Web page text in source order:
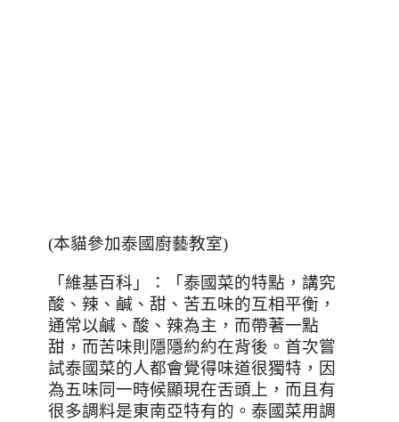
(本貓參加泰國廚藝教室)
「維基百科」：「泰國菜的特點，講究
酸、辣、鹹、甜、苦五味的互相平衡，
通常以鹹、酸、辣為主，而帶著一點
甜，而苦味則隱隱約約在背後。首次嘗
試泰國菜的人都會覺得味道很獨特，因
為五味同一時候顯現在舌頭上，而且有
很多調料是東南亞特有的。泰國菜用調